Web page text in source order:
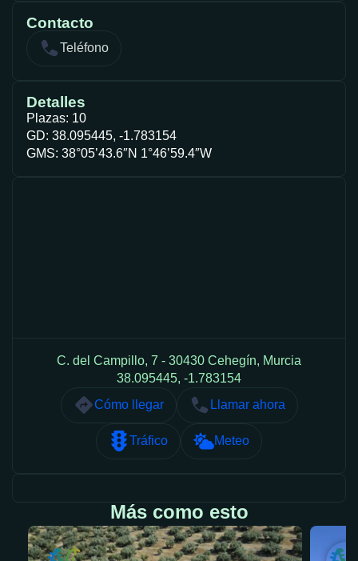
Contacto
Teléfono
Detalles
Plazas: 10
GD: 38.095445, -1.783154
GMS: 38°05’43.6″N 1°46’59.4″W
C. del Campillo, 7 - 30430 Cehegín, Murcia
38.095445, -1.783154
Cómo llegar
Llamar ahora
Tráfico Meteo
Más como esto